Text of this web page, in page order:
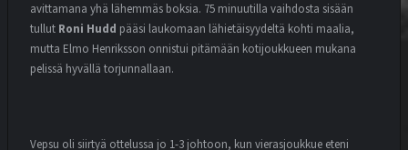
avittamana yhä lähemmäs boksia. 75 minuutilla vaihdosta sisään
tullut Roni Hudd pääsi laukomaan lähietäisyydeltä kohti maalia,
mutta Elmo Henriksson onnistui pitämään kotijoukkueen mukana
pelissä hyvällä torjunnallaan.
Vepsu oli siirtyä ottelussa jo 1-3 johtoon, kun vierasjoukkue eteni